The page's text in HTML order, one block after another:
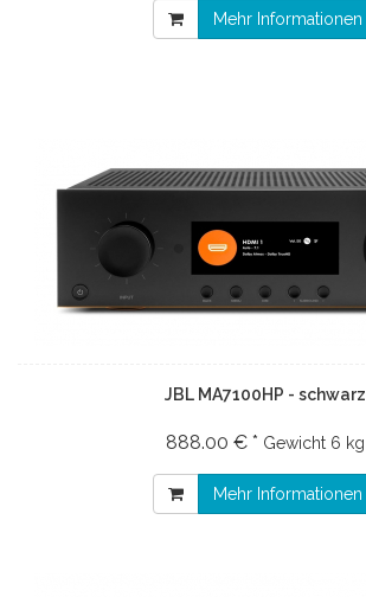
Mehr Informationen
JBL MA7100HP - schwarz
888.00 € * Gewicht 6 kg
Mehr Informationen